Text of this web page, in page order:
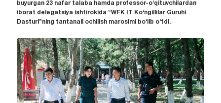
buyurgan 23 nafar talaba hamda professor-o‘qituvchilardan
iborat delegatsiya ishtirokida “WFK IT Ko‘ngillilar Guruhi
Dasturi”ning tantanali ochilish marosimi bo‘lib o‘tdi.